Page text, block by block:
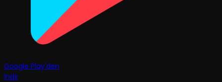
Google Play'den
İndir